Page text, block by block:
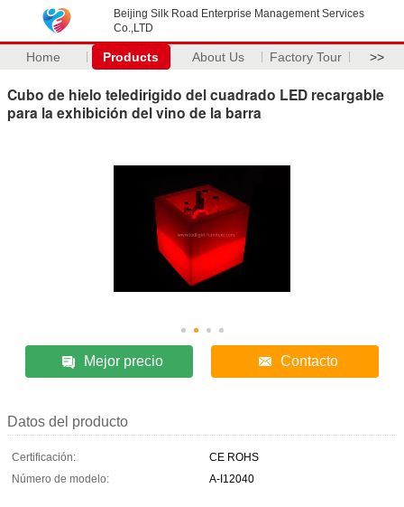
Beijing Silk Road Enterprise Management Services
Co.,LTD
Home Products About Us Factory Tour >>
Cubo de hielo teledirigido del cuadrado LED recargable
para la exhibición del vino de la barra
Mejor precio Contacto
Datos del producto
Certificación:
CE ROHS
Número de modelo:
A-I12040